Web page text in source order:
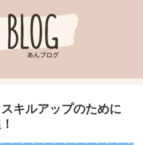
キルアップのために